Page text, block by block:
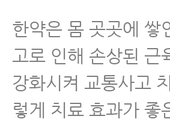
한약은 몸 곳곳에 쌓
고로 인해 손상된 근
강화시켜 교통사고
렇게 치료 효과가 좋